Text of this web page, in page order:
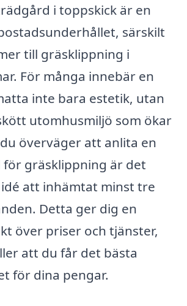
i toppskick är en
särskilt
till gräsklippning i
För många innebär en
inte bara estetik, utan
utomhusmiljö som ökar
överväger att anlita en
för gräsklippning är det
att inhämtat minst tre
Detta ger dig en
över priser och tjänster,
att du får det bästa
för dina pengar.